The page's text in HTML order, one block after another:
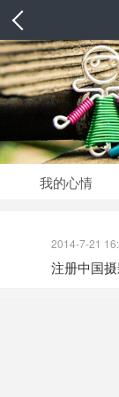
我的心情
2014-7-21
注册中国